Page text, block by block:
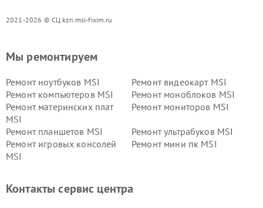
2021-2026 © СЦ kzn.msi-fixim.ru
Мы ремонтируем
Ремонт ноутбуков MSI
Ремонт видеокарт MSI
Ремонт компьютеров MSI
Ремонт моноблоков MSI
Ремонт материнских плат
MSI
Ремонт мониторов MSI
Ремонт планшетов MSI
Ремонт ультрабуков MSI
Ремонт игровых консолей
MSI
Ремонт мини пк MSI
Контакты сервис центра